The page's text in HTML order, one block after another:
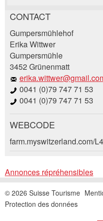
Annonces
Vos commentaires sont
Commentaires
Cette annonce n'est
Annonce incomplète
Recommandez cette
* Saisie nécessaire
CONTACT
Gumpersmühlehof
Erika Wittwer
Gumpersmühle
3452 Grünenmatt
0041 (0)79 747 71 53
0041 (0)79 747 71 53
Demande de
contact pour cette
Accès *
WEBCODE
farm.myswitzerland.com/
Annonces répréhensibles
© 2026 Suisse Tourisme
Protection des données